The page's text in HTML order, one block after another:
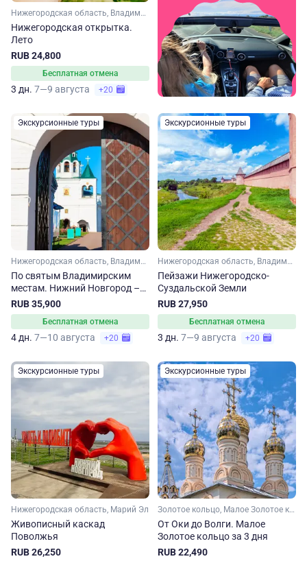
Нижегородская область, Владимирская область
Нижегородская открытка.
Лето
RUB 24,800
Бесплатная отмена
3 дн. 7—9 августа +20
Экскурсионные туры
Нижегородская область, Владимирская область, Золотое кольцо, Малое Золотое кольцо
По святым Владимирским
местам. Нижний Новгород –
Владимир – Муром
RUB 35,900
Бесплатная отмена
4 дн. 7—10 августа +20
Экскурсионные туры
Нижегородская область, Владимирская область, Золотое кольцо, Малое Золотое кольцо
Пейзажи Нижегородско-
Суздальской Земли
RUB 27,950
Бесплатная отмена
3 дн. 7—9 августа +20
Экскурсионные туры
Нижегородская область, Марий Эл
Живописный каскад
Поволжья
RUB 26,250
Экскурсионные туры
Золотое кольцо, Малое Золотое кольцо, Московская область, Владимирская область, Рязанская область, Нижегородская область
От Оки до Волги. Малое
Золотое кольцо за 3 дня
RUB 22,490